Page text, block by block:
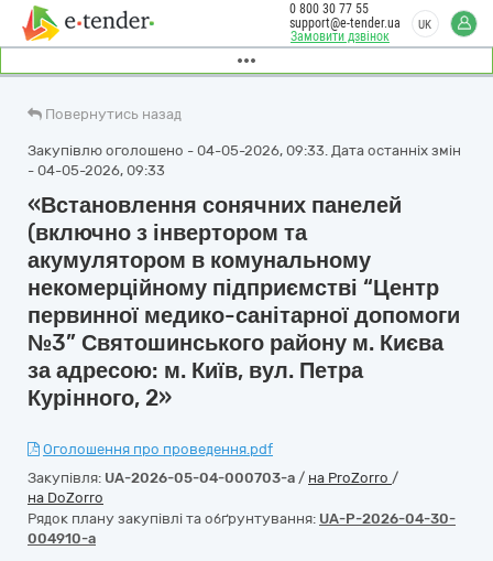
Замовити дзвінок
0 800 30 77 55
support@e-tender.ua
UK
Повернутись назад
Закупівлю оголошено - 04-05-2026, 09:33. Дата останніх змін
- 04-05-2026, 09:33
«Встановлення сонячних панелей
(включно з інвертором та
акумулятором в комунальному
некомерційному підприємстві “Центр
первинної медико-санітарної допомоги
№3” Святошинського району м. Києва
за адресою: м. Київ, вул. Петра
Курінного, 2»
Оголошення про проведення.pdf
Закупівля: UA-2026-05-04-000703-a / на ProZorro /
на DoZorro
Рядок плану закупівлі та обґрунтування: UA-P-2026-04-30-
004910-a